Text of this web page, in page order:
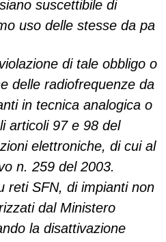
suscettibile di
uso delle stesse da pa
di tale obbligo o
delle radiofrequenze da
in tecnica analogica o
articoli 97 e 98 del
elettroniche, di cui al
n. 259 del 2003.
reti SFN, di impianti non
dal Ministero
la disattivazione